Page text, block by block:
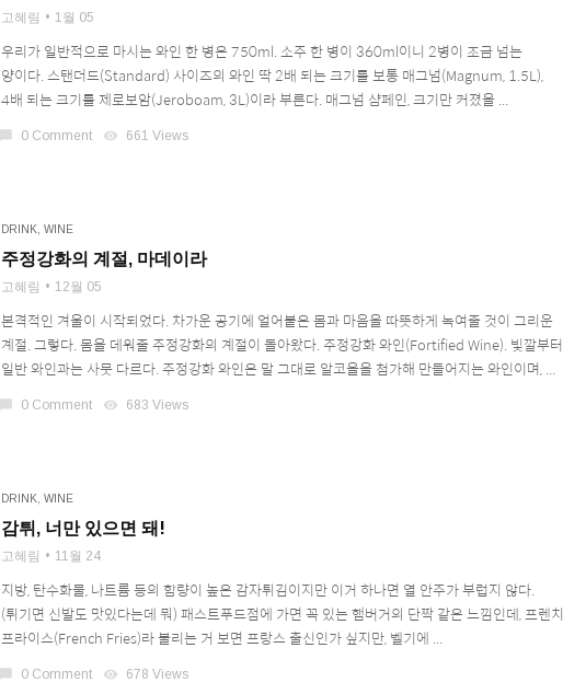
고혜림 1월 05
우리가 일반적으로 마시는 와인 한 병은 750ml. 소주 한 병이 360ml이니 2병이 조금 넘는
양이다. 스탠더드(Standard) 사이즈의 와인 딱 2배 되는 크기를 보통 매그넘(Magnum, 1.5L),
4배 되는 크기를 제로보암(Jeroboam, 3L)이라 부른다. 매그넘 샴페인, 크기만 커졌을 ...
chat_bubble 0 Comment visibility 661 Views
DRINK WINE
주정강화의 계절, 마데이라
고혜림 12월 05
본격적인 겨울이 시작되었다. 차가운 공기에 얼어붙은 몸과 마음을 따뜻하게 녹여줄 것이 그리운
계절. 그렇다. 몸을 데워줄 주정강화의 계절이 돌아왔다. 주정강화 와인(Fortified Wine). 빛깔부터
일반 와인과는 사뭇 다르다. 주정강화 와인은 말 그대로 알코올을 첨가해 만들어지는 와인이며, ...
chat_bubble 0 Comment visibility 683 Views
DRINK WINE
감튀, 너만 있으면 돼!
고혜림 11월 24
지방, 탄수화물, 나트륨 등의 함량이 높은 감자튀김이지만 이거 하나면 열 안주가 부럽지 않다.
(튀기면 신발도 맛있다는데 뭐) 패스트푸드점에 가면 꼭 있는 햄버거의 단짝 같은 느낌인데, 프렌치
프라이스(French Fries)라 불리는 거 보면 프랑스 출신인가 싶지만, 벨기에 ...
chat_bubble 0 Comment visibility 678 Views